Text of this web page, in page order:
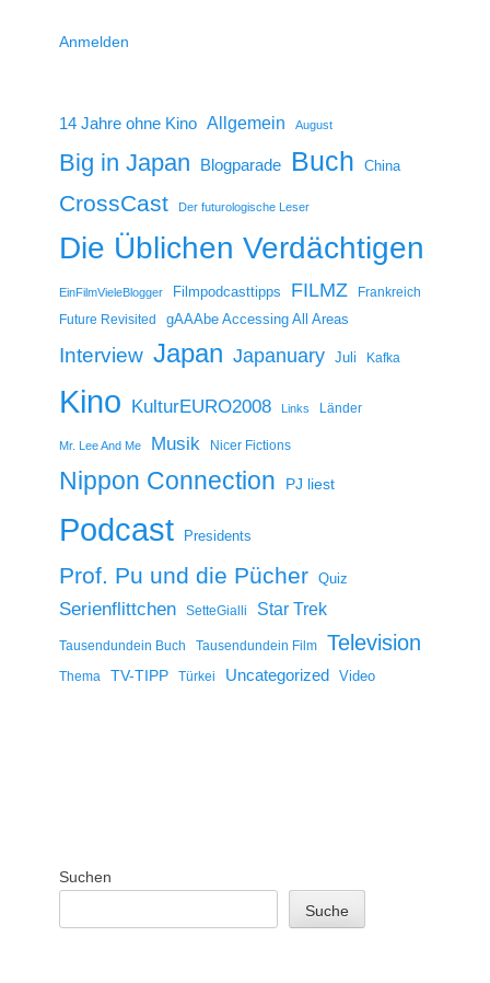
Anmelden
14 Jahre ohne Kino Allgemein August
Big in Japan Blogparade Buch China
CrossCast Der futurologische Leser
Die Üblichen Verdächtigen
EinFilmVieleBlogger Filmpodcasttipps FILMZ
Frankreich
Future Revisited
gAAAbe Accessing All Areas
Interview Japan Japanuary Juli Kafka
Kino KulturEURO2008 Links Länder
Mr. Lee And Me Musik Nicer Fictions
Nippon Connection PJ liest
Podcast Presidents
Prof. Pu und die Pücher Quiz
Serienflittchen SetteGialli Star Trek
Tausendundein Buch Tausendundein Film Television
Thema TV-TIPP Türkei Uncategorized Video
Suchen
Suche